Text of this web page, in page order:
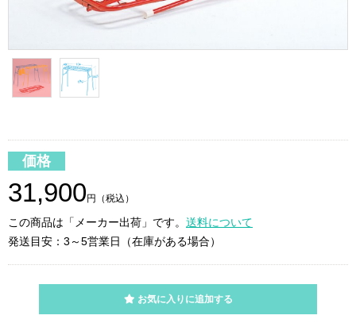
価格
31,900 円（税込）
この商品は「メーカー出荷」です。 送料について
発送目安：3～5営業日（在庫がある場合）
お気に入りに追加する